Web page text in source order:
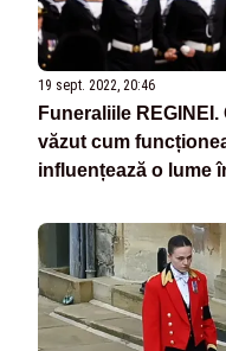
19 sept. 2022, 20:46
Funeraliile
văzut cum
influențează o lume